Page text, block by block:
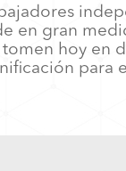
en gran
hoy en
para